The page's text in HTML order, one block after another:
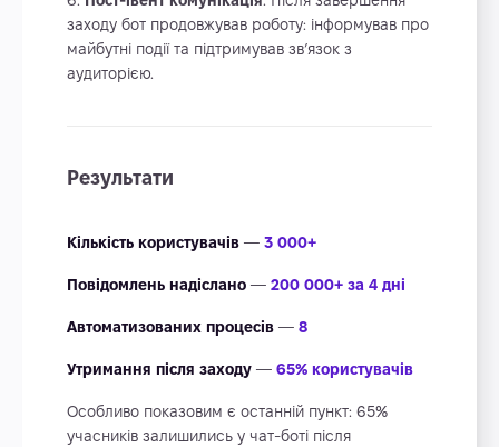
заходу бот продовжував роботу: інформував про
майбутні події та підтримував зв’язок з
аудиторією.
Результати
Кількість користувачів — 3 000+
Повідомлень надіслано — 200 000+ за 4 дні
Автоматизованих процесів — 8
Утримання після заходу — 65% користувачів
Особливо показовим є останній пункт: 65%
учасників залишились у чат-боті після